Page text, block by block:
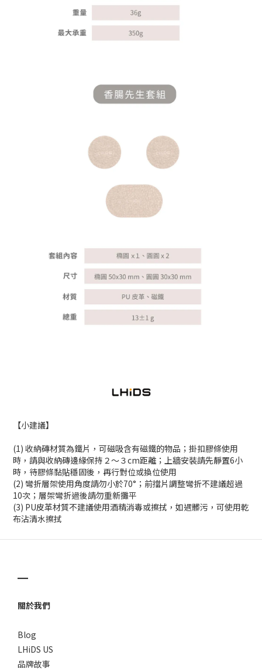
【小建議】
(1) 收納磚材質為鐵片，可磁吸含有磁鐵的物品；掛扣膠條使用
時，請與收納磚邊緣保持２～３cm距離；上牆安裝請先靜置6小
時，待膠條黏貼穩固後，再行對位或換位使用
(2) 彎折層架使用角度請勿小於70°；前擋片調整彎折不建議超過
10次；層架彎折過後請勿重新攤平
(3) PU皮革材質不建議使用酒精消毒或擦拭，如遇髒污，可使用乾
布沾清水擦拭
關於我們
Blog
LHiDS US
品牌故事